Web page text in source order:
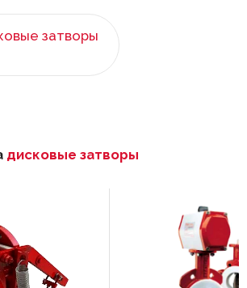
затворы
дисковые затворы